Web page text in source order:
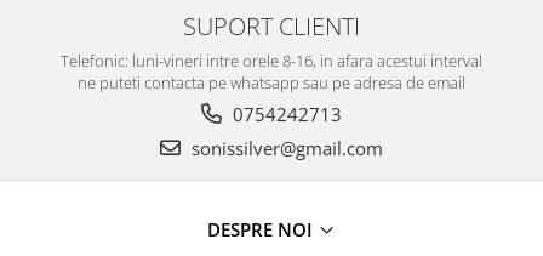
SUPORT CLIENTI
Telefonic: luni-vineri intre orele 8-16, in afara acestui interval
ne puteti contacta pe whatsapp sau pe adresa de email
0754242713
sonissilver@gmail.com
DESPRE NOI